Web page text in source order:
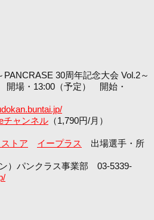
30周年記念大会 Vol.2～
開場・13:00（予定） 開始・
チャンネル （1,790円/月）
トア イープラス
出場選手・所
）パンクラス事業部 03-5339-